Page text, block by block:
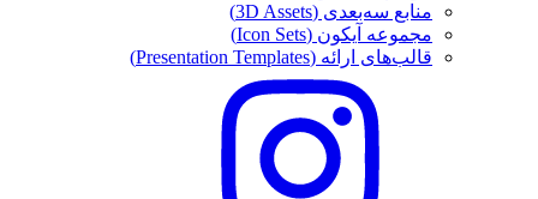
منابع سه‌بعدی (3D Assets)
مجموعه آیکون‌ (Icon Sets)
قالب‌های ارائه (Presentation Templates)